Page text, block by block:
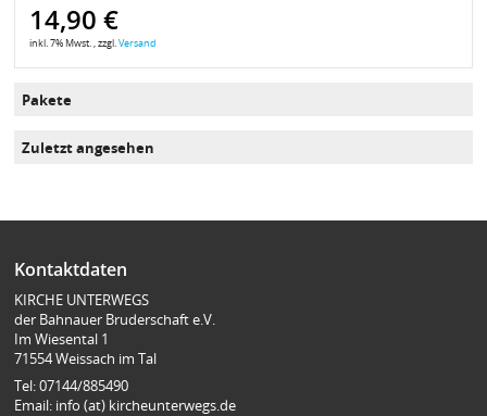
14,90 €
inkl. 7% Mwst. , zzgl.Versand
Pakete
Zuletzt angesehen
Kontaktdaten
KIRCHE UNTERWEGS
der Bahnauer Bruderschaft e.V.
Im Wiesental 1
71554 Weissach im Tal
Tel: 07144/885490
Email: info (at) kircheunterwegs.de